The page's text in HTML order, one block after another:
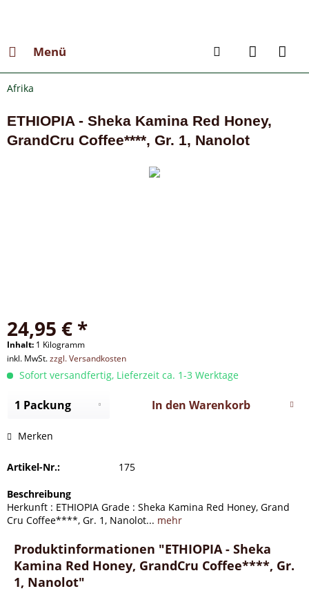
Menü
Afrika
ETHIOPIA - Sheka Kamina Red Honey,
GrandCru Coffee****, Gr. 1, Nanolot
24,95 € *
Inhalt: 1 Kilogramm
inkl. MwSt.zzgl. Versandkosten
Sofort versandfertig, Lieferzeit ca. 1-3 Werktage
In den Warenkorb
Merken
Artikel-Nr.: 175
Beschreibung
Herkunft : ETHIOPIA Grade : Sheka Kamina Red Honey, Grand
Cru Coffee****, Gr. 1, Nanolot... mehr
Produktinformationen "ETHIOPIA - Sheka
Kamina Red Honey, GrandCru Coffee****, Gr.
1, Nanolot"